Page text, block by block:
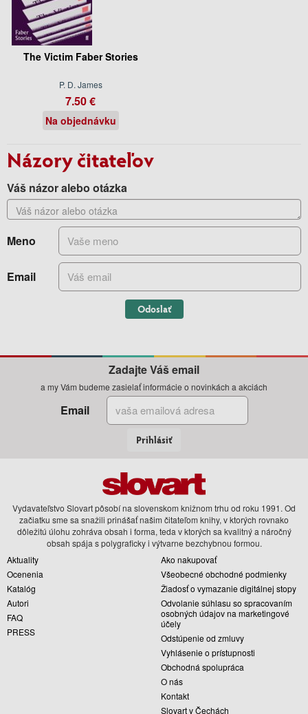
The Victim Faber Stories
P. D. James
7.50 €
Na objednávku
Názory čitateľov
Váš názor alebo otázka
Meno
Email
Odoslať
Zadajte Váš email
a my Vám budeme zasielať informácie o novinkách a akciách
Email
Prihlásiť
Vydavateľstvo Slovart pôsobí na slovenskom knižnom trhu od roku 1991. Od
začiatku sme sa snažili prinášať našim čitateľom knihy, v ktorých rovnako
dôležitú úlohu zohráva obsah i forma, teda v ktorých sa kvalitný a náročný
obsah spája s polygraficky i výtvarne bezchybnou formou.
Aktuality
Ocenenia
Katalóg
Autori
FAQ
PRESS
Ako nakupovať
Všeobecné obchodné podmienky
Žiadosť o vymazanie digitálnej stopy
Odvolanie súhlasu so spracovaním
osobných údajov na marketingové
účely
Odstúpenie od zmluvy
Vyhlásenie o prístupnosti
Obchodná spolupráca
O nás
Kontakt
Slovart v Čechách